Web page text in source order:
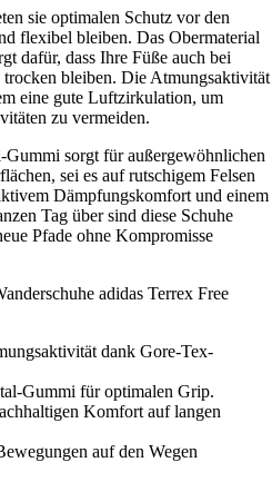
sie optimalen Schutz vor den
flexibel bleiben. Das Obermaterial
dafür, dass Ihre Füße auch bei
trocken bleiben. Die Atmungsaktivität
eine gute Luftzirkulation, um
zu vermeiden.
sorgt für außergewöhnlichen
sei es auf rutschigem Felsen
Dämpfungskomfort und einem
Tag über sind diese Schuhe
Pfade ohne Kompromisse
adidas Terrex Free
dank Gore-Tex-
Gummi für optimalen Grip.
Komfort auf langen
auf den Wegen